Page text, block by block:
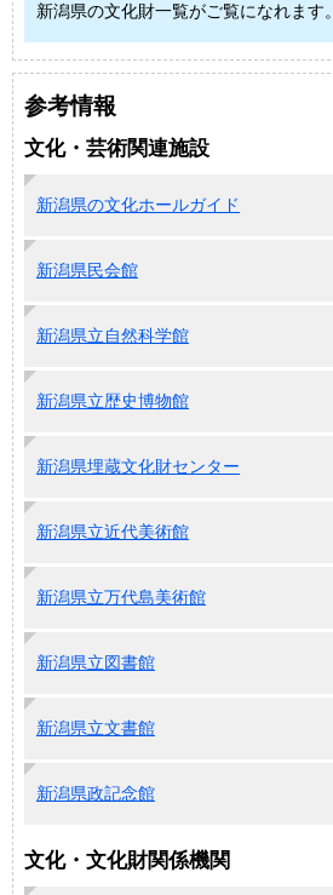
新潟県の文化財一覧がご覧になれます。
参考情報
文化・芸術関連施設
新潟県の文化ホールガイド
新潟県民会館
新潟県立自然科学館
新潟県立歴史博物館
新潟県埋蔵文化財センター
新潟県立近代美術館
新潟県立万代島美術館
新潟県立図書館
新潟県立文書館
新潟県政記念館
文化・文化財関係機関